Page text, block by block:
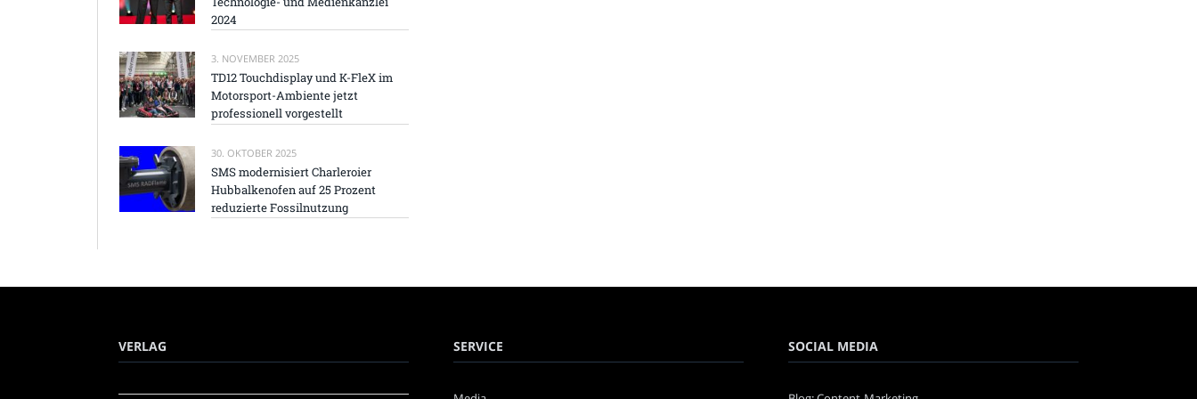
2024
3. NOVEMBER 2025
TD12 Touchdisplay und K-FleX im
Motorsport-Ambiente jetzt
professionell vorgestellt
30. OKTOBER 2025
SMS modernisiert Charleroier
Hubbalkenofen auf 25 Prozent
reduzierte Fossilnutzung
VERLAG SERVICE SOCIAL MEDIA